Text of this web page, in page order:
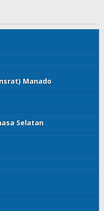
Manado
Selatan